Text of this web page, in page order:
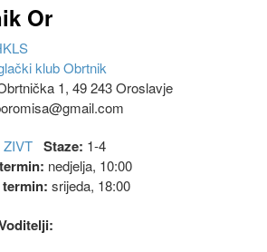
Or
klub Obrtnik
1, 49 243 Oroslavje
ZIVT Staze: 1-4
nedjelja, 10:00
srijeda, 18:00